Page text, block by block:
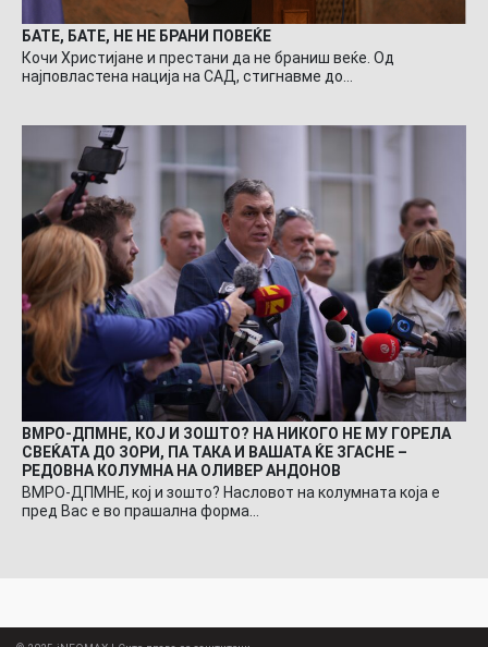
БАТЕ, БАТЕ, НЕ НЕ БРАНИ ПОВЕЌЕ
Кочи Христијане и престани да не браниш веќе. Од
најповластена нација на САД, стигнавме до…
ВМРО-ДПМНЕ, КОЈ И ЗОШТО? НА НИКОГО НЕ МУ ГОРЕЛА
СВЕЌАТА ДО ЗОРИ, ПА ТАКА И ВАШАТА ЌЕ ЗГАСНЕ –
РЕДОВНА КОЛУМНА НА ОЛИВЕР АНДОНОВ
ВМРО-ДПМНЕ, кој и зошто? Насловот на колумната која е
пред Вас е во прашална форма…